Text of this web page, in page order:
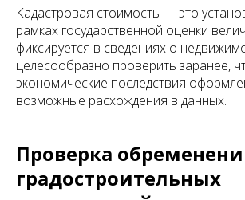
Кадастровая стоимость — это
рамках государственной оценки
фиксируется в сведениях о
целесообразно проверить заранее,
экономические последствия
возможные расхождения в данных.
Проверка
градостроительных